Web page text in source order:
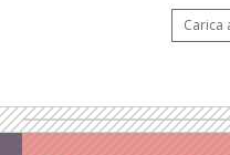
Carica